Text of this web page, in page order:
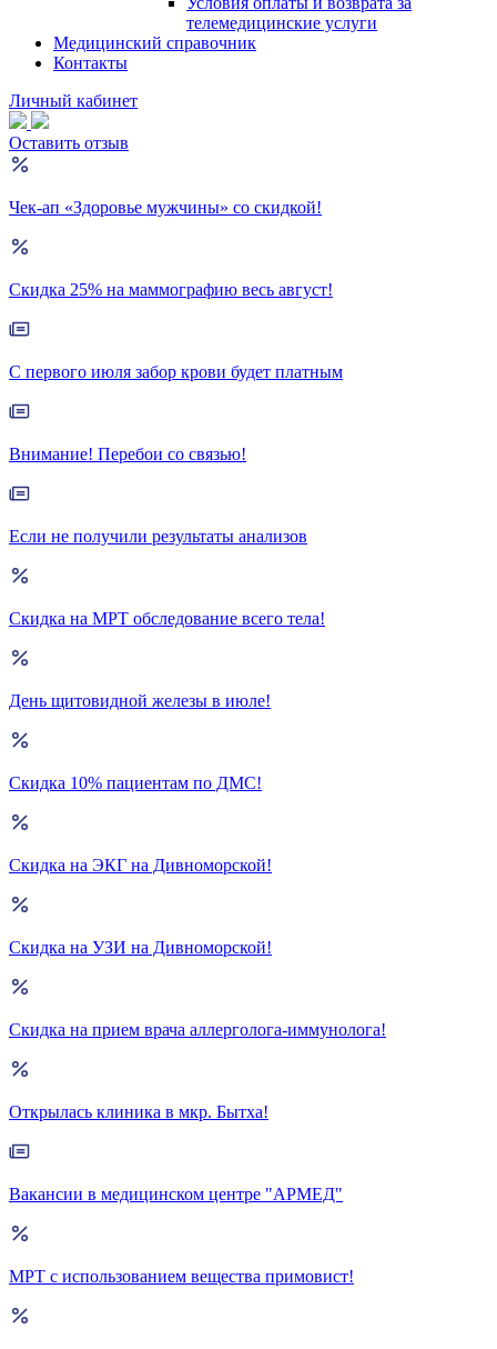
телемедицинские услуги
Медицинский справочник
Контакты
Личный кабинет
Оставить отзыв
Чек-ап «Здоровье мужчины» со скидкой!
Скидка 25% на маммографию весь август!
С первого июля забор крови будет платным
Внимание! Перебои со связью!
Если не получили результаты анализов
Скидка на МРТ обследование всего тела!
День щитовидной железы в июле!
Скидка 10% пациентам по ДМС!
Скидка на ЭКГ на Дивноморской!
Скидка на УЗИ на Дивноморской!
Скидка на прием врача аллерголога-иммунолога!
Открылась клиника в мкр. Бытха!
Вакансии в медицинском центре "АРМЕД"
МРТ с использованием вещества примовист!